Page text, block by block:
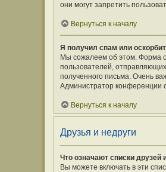
они могут запретить
Вернуться к началу
Я получил спам или
Мы сожалеем об этом. Форма
пользователей,
полученного письма. Очень
Администратор конференции
Вернуться к началу
Друзья и недруги
Что означают списки друзей
Вы можете включать в эти